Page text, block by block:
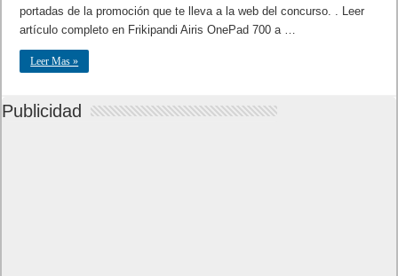
portadas de la promoción que te lleva a la web del concurso. . Leer
artículo completo en Frikipandi Airis OnePad 700 a …
Leer Mas »
Publicidad